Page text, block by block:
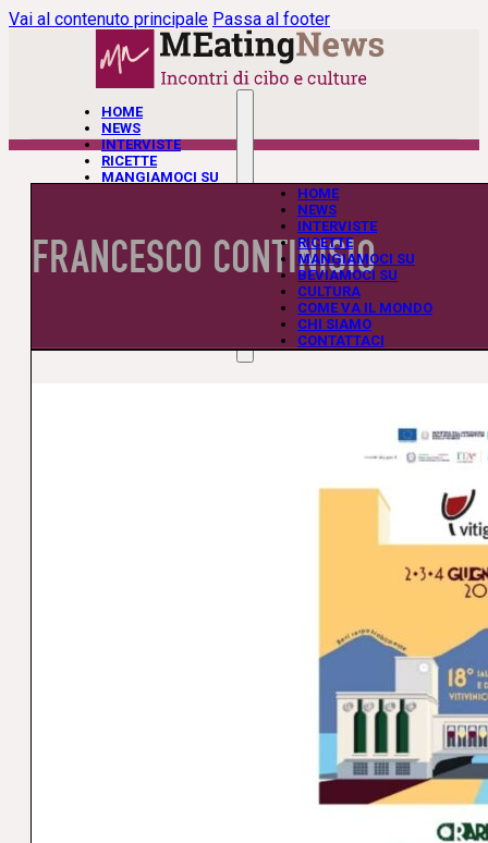
Vai al contenuto principale Passa al footer
HOME
NEWS
INTERVISTE
RICETTE
MANGIAMOCI SU
CHI SIAMO
CONTATTACI
HOME
NEWS
INTERVISTE
RICETTE
MANGIAMOCI SU
BEVIAMOCI SU
CULTURA
COME VA IL MONDO
CHI SIAMO
CONTATTACI
FRANCESCO CONTINISIO